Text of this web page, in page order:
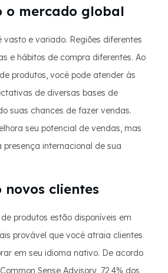
o mercado global
vasto e variado. Regiões diferentes
e hábitos de compra diferentes. Ao
produtos, você pode atender às
de diversas bases de
suas chances de fazer vendas.
seu potencial de vendas, mas
internacional de sua
novos clientes
produtos estão disponíveis em
provável que você atraia clientes
em seu idioma nativo. De acordo
Sense Advisory, 72,4% dos